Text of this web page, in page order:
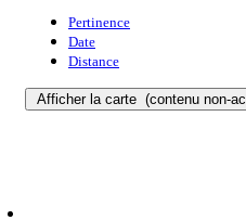
Pertinence
Date
Distance
Afficher la carte (contenu non-